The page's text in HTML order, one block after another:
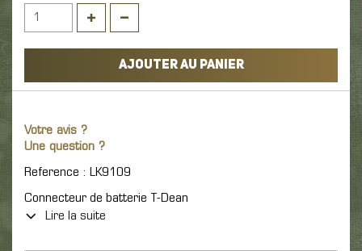
AJOUTER AU PANIER
Votre avis ?
Une question ?
Reference : LK9109
Connecteur de batterie T-Dean
Lire la suite